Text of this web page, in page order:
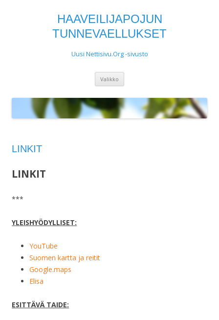
HAAVEILIJAPOJUN
TUNNEVAELLUKSET
Uusi Nettisivu.Org -sivusto
Valikko
LINKIT
LINKIT
***
YLEISHYÖDYLLISET:
YouTube
Suomen kartta ja reitit
Google.maps
Elisa
ESITTÄVÄ TAIDE: